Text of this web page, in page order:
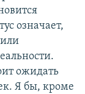
означает,
или
ожидать
Я бы, кроме